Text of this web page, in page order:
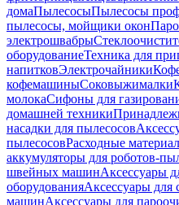
домаПылесосыПылесосы
пылесосы, мойщики окон
электрошвабры
оборудованиеТехника для
напитковЭлектрочайники
кофемашиныСоковыжималки
молокаСифоны для
домашней техники
насадки для пылесосов
пылесосовРасходные
аккумуляторы для роботов-
швейных машинАксессуары
оборудованияАксессуары
машинАксессуары для